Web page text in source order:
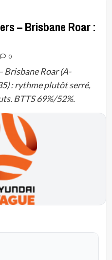
– Brisbane Roar :
0
Brisbane Roar (A-
: rythme plutôt serré,
BTTS 69%/52%.